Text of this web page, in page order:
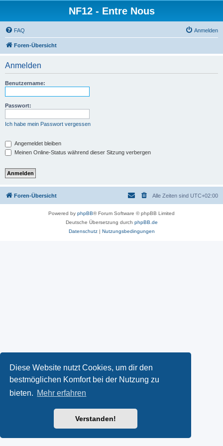
Diese Website nutzt Cookies, um dir den
bestmöglichen Komfort bei der Nutzung zu
bieten. Mehr erfahren
Verstanden!
NF12 - Entre Nous
FAQ Anmelden
Foren-Übersicht
Anmelden
Benutzername:
Passwort:
Ich habe mein Passwort vergessen
Angemeldet bleiben
Meinen Online-Status während dieser Sitzung verbergen
Foren-Übersicht Alle Zeiten sind UTC+02:00
Powered by phpBB® Forum Software © phpBB Limited
Deutsche Übersetzung durch phpBB.de
Datenschutz| Nutzungsbedingungen